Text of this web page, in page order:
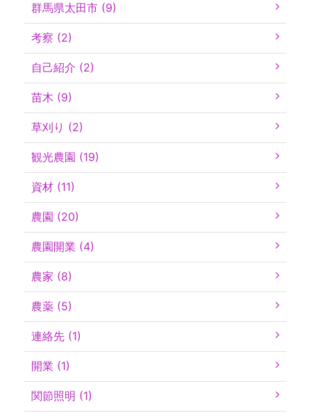
群馬県太田市 (9)
考察 (2)
自己紹介 (2)
苗木 (9)
草刈り (2)
観光農園 (19)
資材 (11)
農園 (20)
農園開業 (4)
農家 (8)
農薬 (5)
連絡先 (1)
開業 (1)
関節照明 (1)